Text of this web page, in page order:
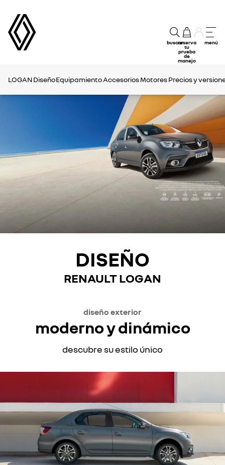
buscarreserva
tu
prueba
de
manejo
menú
LOGANDiseñoEquipamientoAccesoriosMotores Precios y
DISEÑO
RENAULT LOGAN
diseño exterior
moderno y dinámico
descubre su estilo único